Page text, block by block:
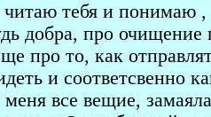
тебя и понимаю
добра, про очищение
про то, как
и соответсвенно
все вещие,